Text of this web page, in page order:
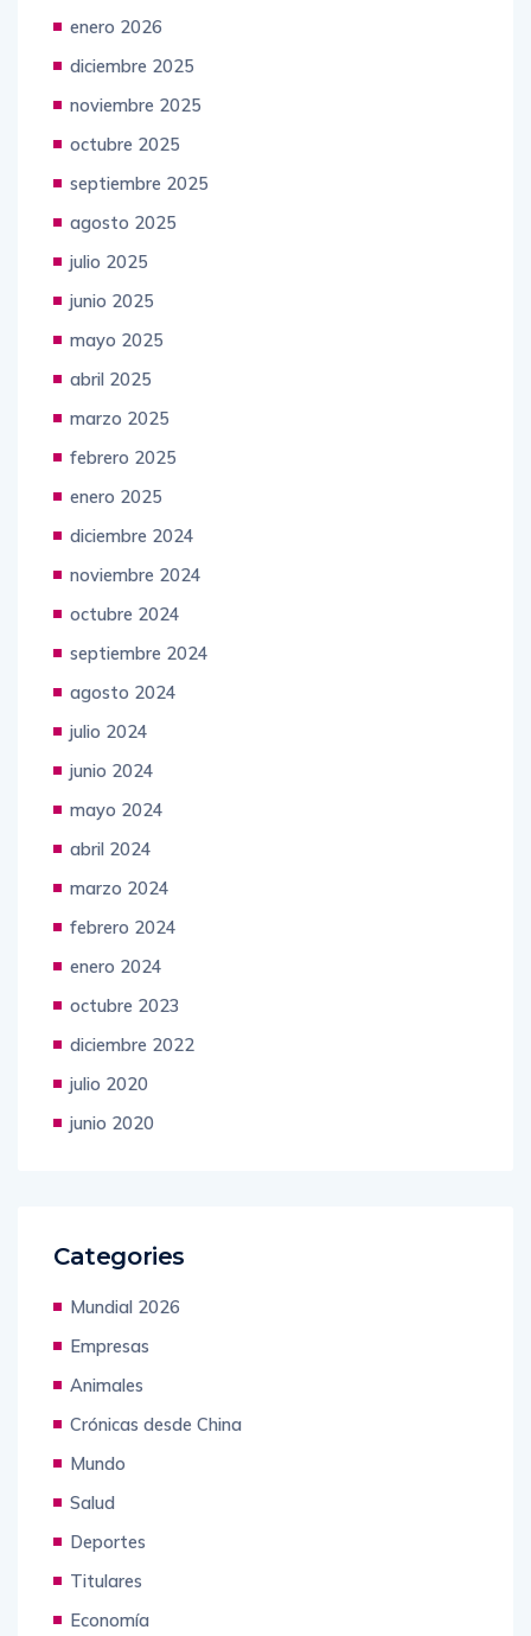
enero 2026
diciembre 2025
noviembre 2025
octubre 2025
septiembre 2025
agosto 2025
julio 2025
junio 2025
mayo 2025
abril 2025
marzo 2025
febrero 2025
enero 2025
diciembre 2024
noviembre 2024
octubre 2024
septiembre 2024
agosto 2024
julio 2024
junio 2024
mayo 2024
abril 2024
marzo 2024
febrero 2024
enero 2024
octubre 2023
diciembre 2022
julio 2020
junio 2020
Categories
Mundial 2026
Empresas
Animales
Crónicas desde China
Mundo
Salud
Deportes
Titulares
Economía